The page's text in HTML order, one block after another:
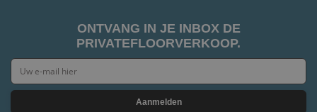
ONTVANG IN JE INBOX DE
PRIVATEFLOORVERKOOP.
Aanmelden